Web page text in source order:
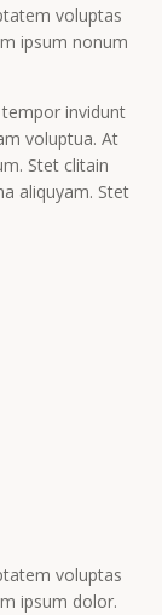
voluptas
ipsum nonum
invidunt
voluptua. At
Stet clitain
aliquyam. Stet
voluptas
ipsum dolor.